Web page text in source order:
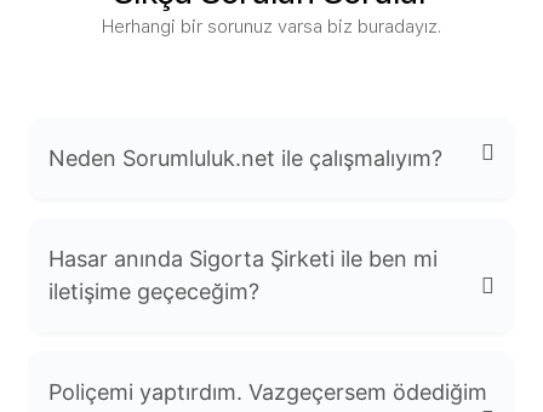
Herhangi bir sorunuz varsa biz buradayız.
Neden Sorumluluk.net ile çalışmalıyım?
konusunda derinlemesine bilgiye sahibiz.
Hasar anında Sigorta Şirketi ile ben mi
iletişime geçeceğim?
Poliçemi yaptırdım. Vazgeçersem ödediğim